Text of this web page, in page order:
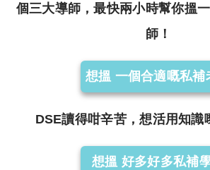
個三大導師，最快兩小時幫你搵
師！
想搵 一個合適嘅私補
DSE讀得咁辛苦，想活用知識
想搵 好多好多私補